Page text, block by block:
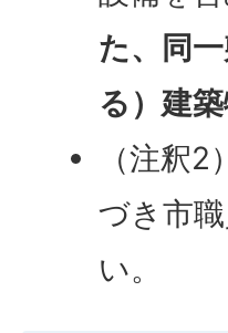
た、同
る）建
（注釈
づき市
い。